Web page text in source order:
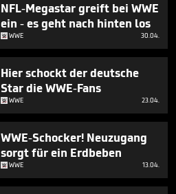
NFL-Megastar greift bei WWE
ein - es geht nach hinten los
WWE 30.04.
Hier schockt der deutsche
Star die WWE-Fans
WWE 23.04.
WWE-Schocker! Neuzugang
sorgt für ein Erdbeben
WWE 13.04.